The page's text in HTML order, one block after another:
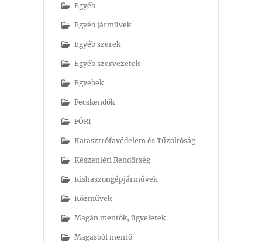
Egyéb
Egyéb járművek
Egyéb szerek
Egyéb szervezetek
Egyebek
Fecskendők
FÖRI
Katasztrófavédelem és Tűzoltóság
Készenléti Rendőrség
Kishaszongépjárművek
Közművek
Magán mentők, ügyeletek
Magasból mentő